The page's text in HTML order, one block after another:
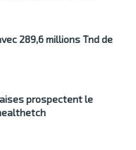
289,6 millions Tnd de
prospectent le